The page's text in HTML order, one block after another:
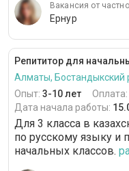
Вакансия от
Ернур
Репититор для
Алматы, Бостандыкский
Опыт: 3-10 лет Оплата:
Дата начала работы:
Для 3 класса в
по русскому языку и
начальных классов.